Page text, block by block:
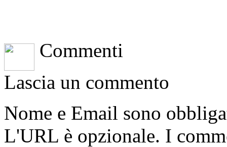
Commenti
Lascia un commento
Nome e Email sono
L'URL è opzionale. I